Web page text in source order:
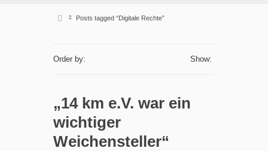
Posts tagged “Digitale Rechte”
Order by: Show:
„14 km e.V. war ein
wichtiger
Weichensteller“